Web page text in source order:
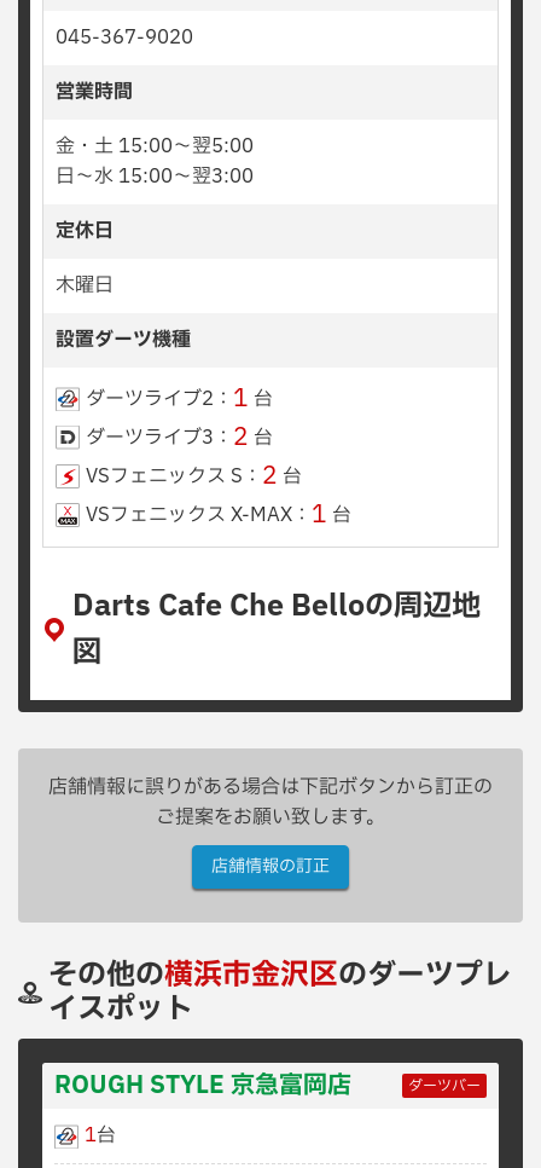
045-367-9020
営業時間
金・土 15:00〜翌5:00
日〜水 15:00〜翌3:00
定休日
木曜日
設置ダーツ機種
ダーツライブ2： 1 台
ダーツライブ3： 2 台
VSフェニックス S： 2 台
VSフェニックス X-MAX： 1 台
Darts Cafe Che Belloの周辺地
図
店舗情報に誤りがある場合は下記ボタンから訂正の
ご提案をお願い致します。
店舗情報の訂正
その他の横浜市金沢区のダーツプレ
イスポット
ROUGH STYLE 京急富岡店 ダーツバー
1台